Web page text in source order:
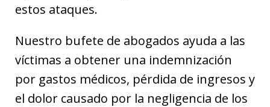
estos ataques.
Nuestro bufete de abogados ayuda a las
víctimas a obtener una indemnización
por gastos médicos, pérdida de ingresos y
el dolor causado por la negligencia de los